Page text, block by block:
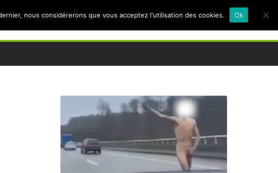
nous considérerons que vous acceptez l'utilisation des cookies. Ok